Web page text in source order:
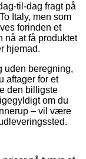
til-dag fragt på
Italy, men som
forinden et
nå at få produktet
hjemad.
uden beregning,
aftager for et
den billigste
om du
– vil være